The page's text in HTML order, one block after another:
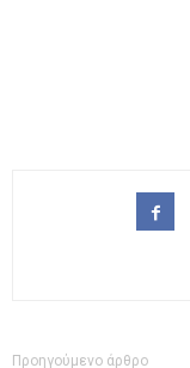
Προηγούμενο άρθρο